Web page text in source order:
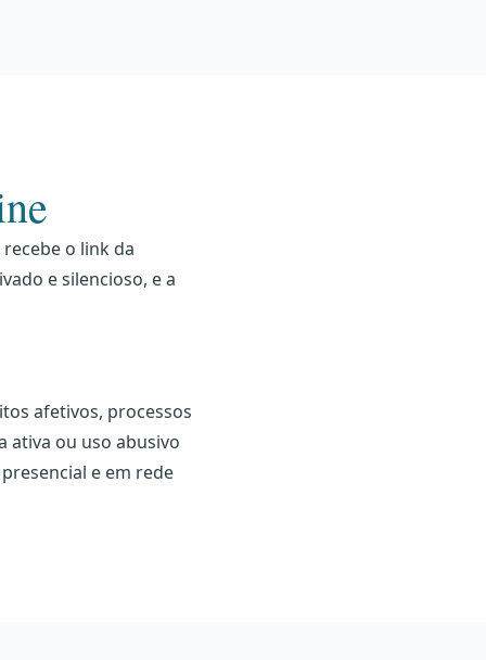
o link da
e silencioso, e a
afetivos, processos
ativa ou uso abusivo
e em rede